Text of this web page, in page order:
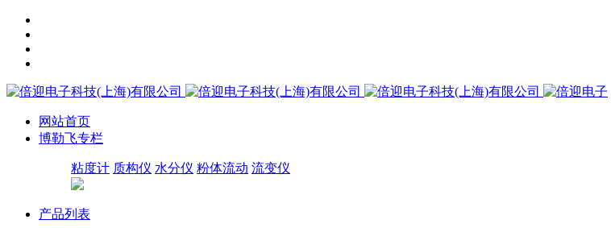
网站首页
博勒飞专栏
粘度计 质构仪 水分仪 粉体流动 流变仪
产品列表